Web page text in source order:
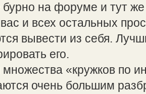
бурно на форуме и тут
вас и всех остальных
вывести из себя.
его.
«кружков по
очень большим